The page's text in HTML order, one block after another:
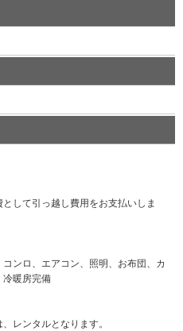
して引っ越し費用をお支払いしま
ンロ、エアコン、照明、お布団、カ
冷暖房完備
レンタルとなります。